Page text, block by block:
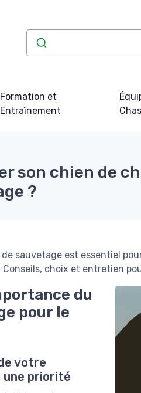
Formation et
Entraînement
son chien de
?
sauvetage est essentiel
choix et entretien
du
pour le
votre
priorité